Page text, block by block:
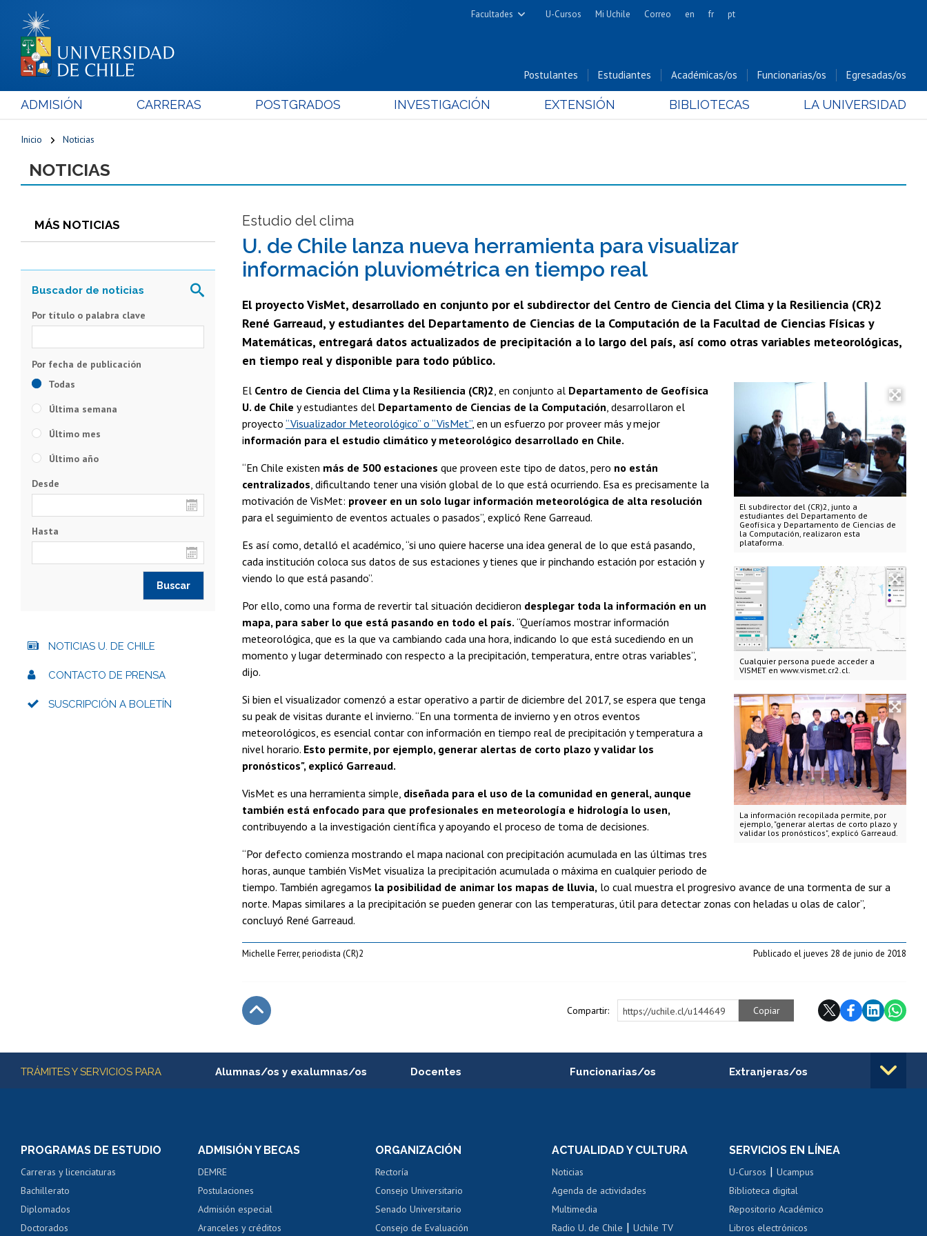
Facultades
Cs. Físicas y Matemáticas
Cs. Forestales y Conservación
Cs. Químicas y Farmacéuticas
Cs. Sociales
Nutrición y Tecnología de
Alimentos
Bachillerato
U-Cursos Mi Uchile Correo en fr pt
Postulantes Estudiantes Académicas/os Funcionarias/os Egresadas/os
ADMISIÓN CARRERAS POSTGRADOS INVESTIGACIÓN EXTENSIÓN BIBLIOTECAS LA UNIVERSIDAD
Inicio Noticias
NOTICIAS
MÁS NOTICIAS Estudio del clima
U. de Chile lanza nueva herramienta para visualizar
información pluviométrica en tiempo real
El proyecto VisMet, desarrollado en conjunto por el subdirector del Centro de Ciencia del Clima y la Resiliencia (CR)2
René Garreaud, y estudiantes del Departamento de Ciencias de la Computación de la Facultad de Ciencias Físicas y
Matemáticas, entregará datos actualizados de precipitación a lo largo del país, así como otras variables meteorológicas,
en tiempo real y disponible para todo público.
El subdirector del (CR)2, junto a
estudiantes del Departamento de
Geofísica y Departamento de Ciencias de
la Computación, realizaron esta
plataforma.
Cualquier persona puede acceder a
VISMET en www.vismet.cr2.cl.
La información recopilada permite, por
ejemplo, "generar alertas de corto plazo y
validar los pronósticos", explicó Garreaud.
El Centro de Ciencia del Clima y la Resiliencia (CR)2 , en conjunto al Departamento de Geofísica
U. de Chile y estudiantes del Departamento de Ciencias de la Computación , desarrollaron el
proyecto “Visualizador Meteorológico” o “VisMet”, en un esfuerzo por proveer más y mejor
información para el estudio climático y meteorológico desarrollado en Chile.
“En Chile existen más de 500 estaciones que proveen este tipo de datos, pero no están
centralizados , dificultando tener una visión global de lo que está ocurriendo. Esa es precisamente la
motivación de VisMet: proveer en un solo lugar información meteorológica de alta resolución
para el seguimiento de eventos actuales o pasados”, explicó Rene Garreaud.
Es así como, detalló el académico, “si uno quiere hacerse una idea general de lo que está pasando,
cada institución coloca sus datos de sus estaciones y tienes que ir pinchando estación por estación y
viendo lo que está pasando”.
Por ello, como una forma de revertir tal situación decidieron desplegar toda la información en un
mapa, para saber lo que está pasando en todo el país. “Queríamos mostrar información
meteorológica, que es la que va cambiando cada una hora, indicando lo que está sucediendo en un
momento y lugar determinado con respecto a la precipitación, temperatura, entre otras variables”,
dijo.
Si bien el visualizador comenzó a estar operativo a partir de diciembre del 2017, se espera que tenga
su peak de visitas durante el invierno. “En una tormenta de invierno y en otros eventos
meteorológicos, es esencial contar con información en tiempo real de precipitación y temperatura a
nivel horario. Esto permite, por ejemplo, generar alertas de corto plazo y validar los
pronósticos", explicó Garreaud.
VisMet es una herramienta simple, diseñada para el uso de la comunidad en general, aunque
también está enfocado para que profesionales en meteorología e hidrología lo usen,
contribuyendo a la investigación científica y apoyando el proceso de toma de decisiones.
“Por defecto comienza mostrando el mapa nacional con precipitación acumulada en las últimas tres
horas, aunque también VisMet visualiza la precipitación acumulada o máxima en cualquier periodo de
tiempo. También agregamos la posibilidad de animar los mapas de lluvia, lo cual muestra el progresivo avance de una tormenta de sur a
norte. Mapas similares a la precipitación se pueden generar con las temperaturas, útil para detectar zonas con heladas u olas de calor”,
concluyó René Garreaud.
Michelle Ferrer, periodista (CR)2 Publicado el jueves 28 de junio de 2018
Compartir: https://uchile.cl/u144649 Copiar
Por título o palabra clave
Todas
Última semana
Último mes
Último año
Desde
Hasta
NOTICIAS U. DE CHILE
CONTACTO DE PRENSA
SUSCRIPCIÓN A BOLETÍN
Más información
TRÁMITES Y SERVICIOS PARA Alumnas/os y exalumnas/os
Consulta y certificado de notas
Servicio médico y dental
Pago de arancel y crédito alumnos
Pago de arancel y crédito exalumnos
Docentes
Perfeccionamiento
Evaluación docente
Calificación académica
Postulación al AUCAI
Funcionarias/os
Portal de movilidad interna
Certificado de renta
Certificado de renta
Gestión de correo uchile
Extranjeras/os
Movilidad Estudiantil
Cursos de español
PROGRAMAS DE ESTUDIO
Carreras y licenciaturas
Bachillerato
Diplomados
Doctorados
ADMISIÓN Y BECAS
DEMRE
Postulaciones
Admisión especial
Aranceles y créditos
ORGANIZACIÓN
Rectoría
Consejo Universitario
Senado Universitario
Consejo de Evaluación
ACTUALIDAD Y CULTURA
Noticias
Agenda de actividades
Multimedia
Radio U. de Chile |Uchile TV
SERVICIOS EN LÍNEA
U-Cursos |Ucampus
Biblioteca digital
Repositorio Académico
Libros electrónicos